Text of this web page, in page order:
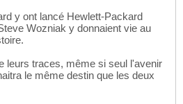
y ont lancé Hewlett-Packard
Wozniak y donnaient vie au
leurs traces, même si seul l'avenir
le même destin que les deux